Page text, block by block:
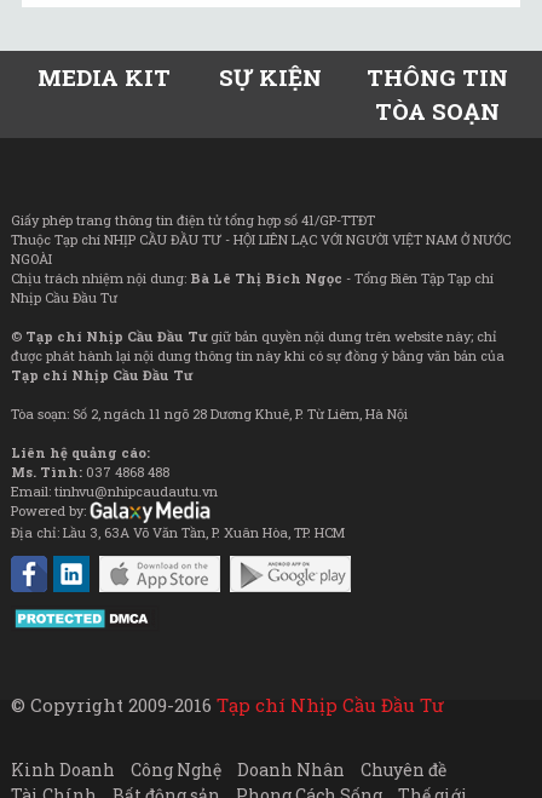
MEDIA KIT SỰ KIỆN
THÔNG TIN
TÒA SOẠN
Giấy phép trang thông tin điện tử tổng hợp số 41/GP-TTĐT
Thuộc Tạp chí NHỊP CẦU ĐẦU TƯ - HỘI LIÊN LẠC VỚI NGƯỜI VIỆT NAM Ở NƯỚC
NGOÀI
Chịu trách nhiệm nội dung: Bà Lê Thị Bích Ngọc - Tổng Biên Tập Tạp chí
Nhịp Cầu Đầu Tư
© Tạp chí Nhịp Cầu Đầu Tưgiữ bản quyền nội dung trên website này; chỉ
được phát hành lại nội dung thông tin này khi có sự đồng ý bằng văn bản của
Tạp chí Nhịp Cầu Đầu Tư
Tòa soạn: Số 2, ngách 11 ngõ 28 Dương Khuê, P. Từ Liêm, Hà Nội
Liên hệ quảng cáo:
Ms. Tình: 037 4868 488
Email: tinhvu@nhipcaudautu.vn
Powered by:
Địa chỉ: Lầu 3, 63A Võ Văn Tần, P. Xuân Hòa, TP. HCM
© Copyright 2009-2016 Tạp chí Nhịp Cầu Đầu Tư
Kinh Doanh Công Nghệ Doanh Nhân
Chuyên đề